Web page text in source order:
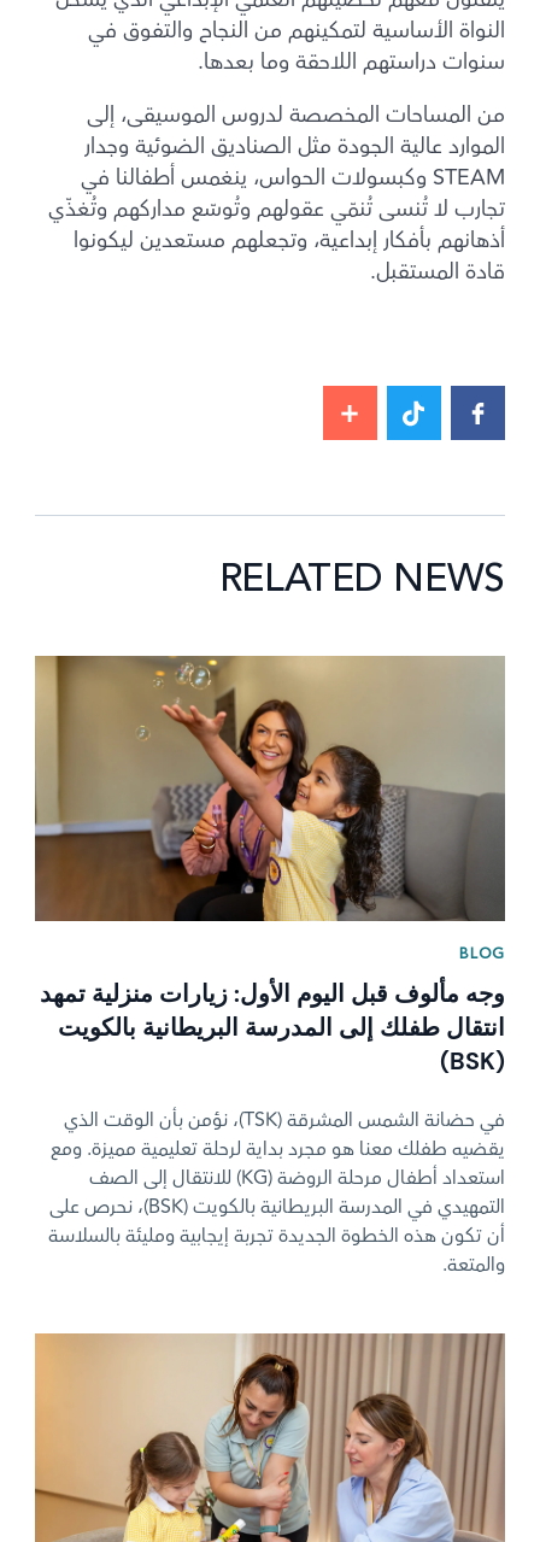
النواة الأساسية لتمكينهم من النجاح والتفوق في
سنوات دراستهم اللاحقة وما بعدها.
من المساحات المخصصة لدروس الموسيقى، إلى
الموارد عالية الجودة مثل الصناديق الضوئية وجدار
STEAM وكبسولات الحواس، ينغمس أطفالنا في
تجارب لا تُنسى تُنمّي عقولهم وتُوسّع مداركهم وتُغذّي
أذهانهم بأفكار إبداعية، وتجعلهم مستعدين ليكونوا
قادة المستقبل.
RELATED NEWS
BLOG
وجه مألوف قبل اليوم الأول: زيارات منزلية تمهد
انتقال طفلك إلى المدرسة البريطانية بالكويت
(BSK)
في حضانة الشمس المشرقة (TSK)، نؤمن بأن الوقت الذي
يقضيه طفلك معنا هو مجرد بداية لرحلة تعليمية مميزة. ومع
استعداد أطفال مرحلة الروضة (KG) للانتقال إلى الصف
التمهيدي في المدرسة البريطانية بالكويت (BSK)، نحرص على
أن تكون هذه الخطوة الجديدة تجربة إيجابية ومليئة بالسلاسة
والمتعة.
News image